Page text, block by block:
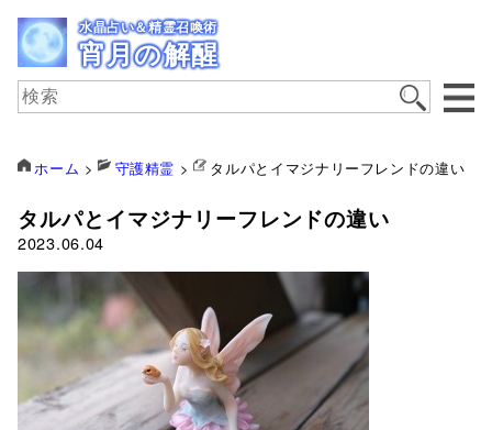
水晶占い＆精霊召喚術
宵月の解醒
ホーム > 守護精霊 > タルパとイマジナリーフレンドの違い
タルパとイマジナリーフレンドの違い
2023.06.04